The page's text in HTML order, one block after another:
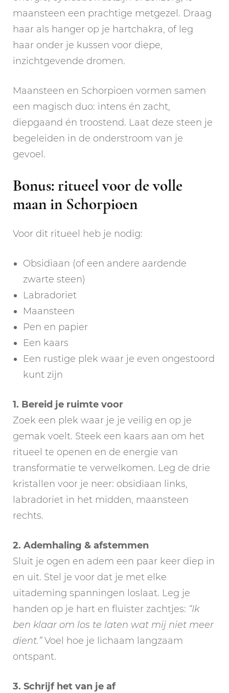
maansteen een prachtige metgezel. Draag
haar als hanger op je hartchakra, of leg
haar onder je kussen voor diepe,
inzichtgevende dromen.
Maansteen en Schorpioen vormen samen
een magisch duo: intens én zacht,
diepgaand én troostend. Laat deze steen je
begeleiden in de onderstroom van je
gevoel.
Bonus: ritueel voor de volle
maan in Schorpioen
Voor dit ritueel heb je nodig:
Obsidiaan (of een andere aardende
zwarte steen)
Labradoriet
Maansteen
Pen en papier
Een kaars
Een rustige plek waar je even ongestoord
kunt zijn
1. Bereid je ruimte voor
Zoek een plek waar je je veilig en op je
gemak voelt. Steek een kaars aan om het
ritueel te openen en de energie van
transformatie te verwelkomen. Leg de drie
kristallen voor je neer: obsidiaan links,
labradoriet in het midden, maansteen
rechts.
2. Ademhaling & afstemmen
Sluit je ogen en adem een paar keer diep in
en uit. Stel je voor dat je met elke
uitademing spanningen loslaat. Leg je
handen op je hart en fluister zachtjes: “Ik
ben klaar om los te laten wat mij niet meer
dient.”Voel hoe je lichaam langzaam
ontspant.
3. Schrijf het van je af